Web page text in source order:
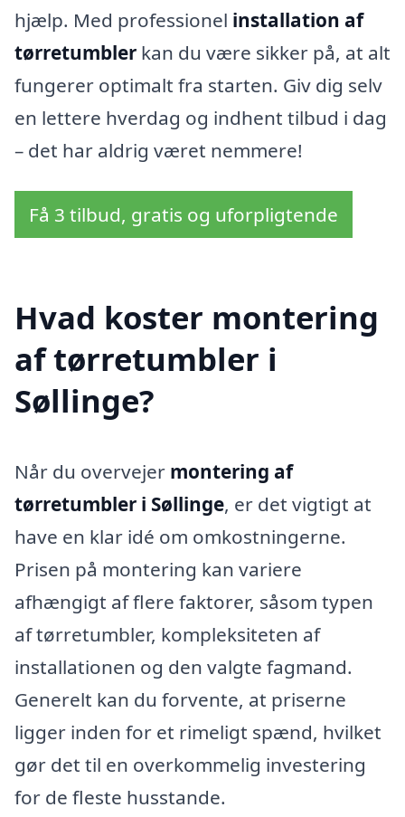
hjælp. Med professionel installation af
tørretumbler kan du være sikker på, at alt
fungerer optimalt fra starten. Giv dig selv
en lettere hverdag og indhent tilbud i dag
– det har aldrig været nemmere!
Få 3 tilbud, gratis og uforpligtende
Hvad koster montering
af tørretumbler i
Søllinge?
Når du overvejer montering af
tørretumbler i Søllinge, er det vigtigt at
have en klar idé om omkostningerne.
Prisen på montering kan variere
afhængigt af flere faktorer, såsom typen
af tørretumbler, kompleksiteten af
installationen og den valgte fagmand.
Generelt kan du forvente, at priserne
ligger inden for et rimeligt spænd, hvilket
gør det til en overkommelig investering
for de fleste husstande.